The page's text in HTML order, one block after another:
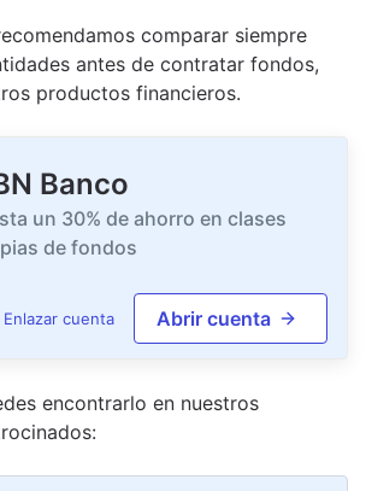
comparar siempre
antes de contratar fondos,
productos financieros.
Banco
un 30% de ahorro en clases
de fondos
Enlazar cuenta Abrir cuenta
encontrarlo en nuestros
s: